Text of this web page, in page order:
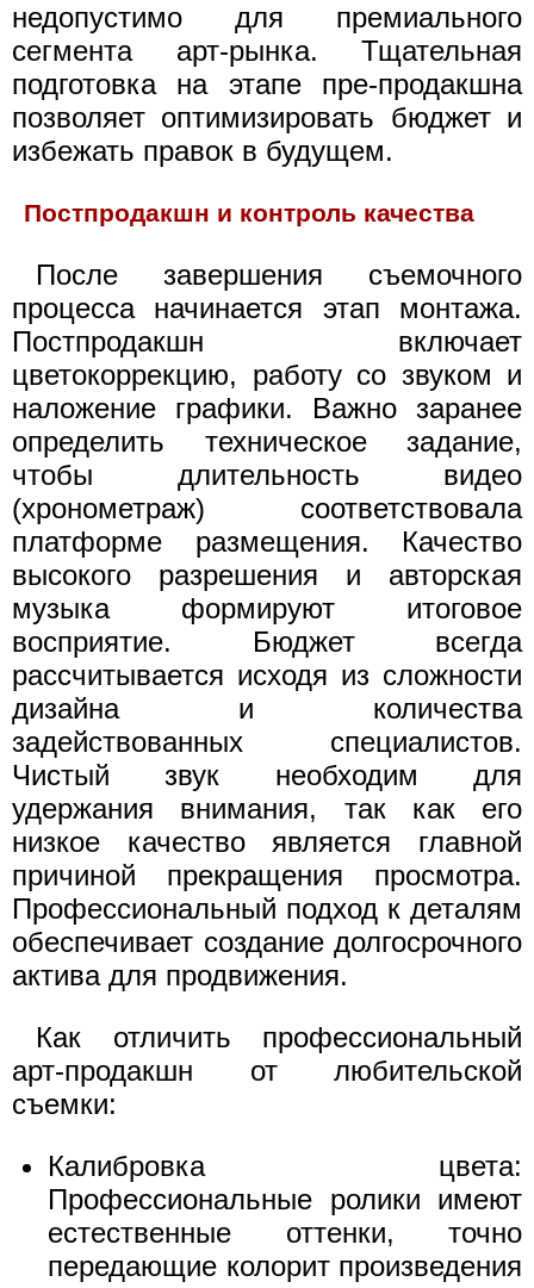
недопустимо для премиального
сегмента арт-рынка. Тщательная
подготовка на этапе пре-продакшна
позволяет оптимизировать бюджет и
избежать правок в будущем.
Постпродакшн и контроль качества
После завершения съемочного
процесса начинается этап монтажа.
Постпродакшн включает
цветокоррекцию, работу со звуком и
наложение графики. Важно заранее
определить техническое задание,
чтобы длительность видео
(хронометраж) соответствовала
платформе размещения. Качество
высокого разрешения и авторская
музыка формируют итоговое
восприятие. Бюджет всегда
рассчитывается исходя из сложности
дизайна и количества
задействованных специалистов.
Чистый звук необходим для
удержания внимания, так как его
низкое качество является главной
причиной прекращения просмотра.
Профессиональный подход к деталям
обеспечивает создание долгосрочного
актива для продвижения.
Как отличить профессиональный
арт-продакшн от любительской
съемки:
Калибровка цвета:
Профессиональные ролики имеют
естественные оттенки, точно
передающие колорит произведения